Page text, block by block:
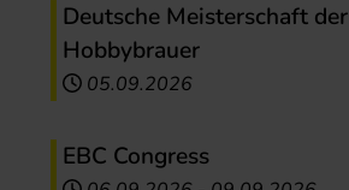
Deutsche Meisterschaft der
Hobbybrauer
05.09.2026
EBC Congress